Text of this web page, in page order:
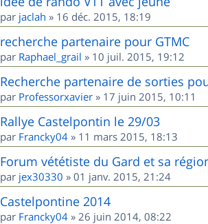
par jaclah » 16 déc. 2015, 18:19
recherche partenaire pour GTMC
par Raphael_grail » 10 juil. 2015, 19:12
Recherche partenaire de sorties
par Professorxavier » 17 juin 2015, 10:11
Rallye Castelpontin le 29/03
par Francky04 » 11 mars 2015, 18:13
Forum vététiste du Gard et sa
par jex30330 » 01 janv. 2015, 21:24
Castelpontine 2014
par Francky04 » 26 juin 2014, 08:22